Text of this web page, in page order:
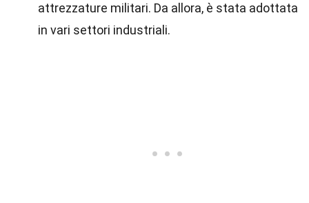
attrezzature militari. Da allora, è stata adottata
in vari settori industriali.